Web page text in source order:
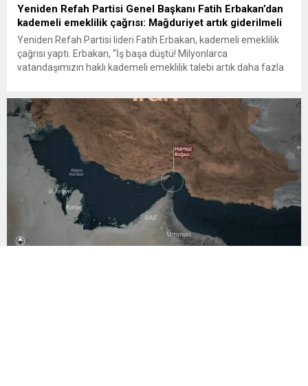
Yeniden Refah Partisi Genel Başkanı Fatih Erbakan’dan
kademeli emeklilik çağrısı: Mağduriyet artık giderilmeli
Yeniden Refah Partisi lideri Fatih Erbakan, kademeli emeklilik
çağrısı yaptı. Erbakan, “İş başa düştü! Milyonlarca
vatandaşımızın haklı kademeli emeklilik talebi artık daha fazla
talebinin daha fazla ertelenmemesi gerektiğini belirterek, “Bir
günlük fark nedeniyle oluşan 17 yıllık emeklilik...